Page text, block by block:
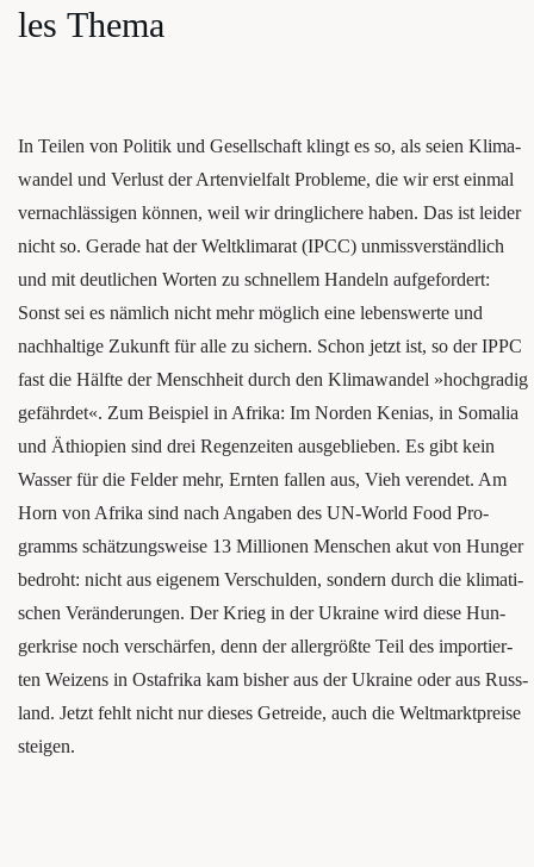
les Thema
In Tei­len von Poli­tik und Gesell­schaft klingt es so, als sei­en Kli­ma­
wan­del und Ver­lust der Arten­viel­falt Pro­ble­me, die wir erst ein­mal
ver­nach­läs­si­gen kön­nen, weil wir dring­li­che­re haben. Das ist lei­der
nicht so. Gera­de hat der Welt­kli­ma­rat (IPCC) unmiss­ver­ständ­lich
und mit deut­li­chen Wor­ten zu schnel­lem Han­deln auf­ge­for­dert:
Sonst sei es näm­lich nicht mehr mög­lich eine lebens­wer­te und
nach­hal­ti­ge Zukunft für alle zu sichern. Schon jetzt ist, so der IPPC
fast die Hälf­te der Mensch­heit durch den Kli­ma­wan­del »hoch­gra­dig
gefähr­det«. Zum Bei­spiel in Afri­ka: Im Nor­den Keni­as, in Soma­lia
und Äthio­pi­en sind drei Regen­zei­ten aus­ge­blie­ben. Es gibt kein
Was­ser für die Fel­der mehr, Ern­ten fal­len aus, Vieh ver­en­det. Am
Horn von Afri­ka sind nach Anga­ben des UN-World Food Pro­
gramms schät­zungs­wei­se 13 Mil­lio­nen Men­schen akut von Hun­ger
bedroht: nicht aus eige­nem Ver­schul­den, son­dern durch die kli­ma­ti­
schen Ver­än­de­run­gen. Der Krieg in der Ukrai­ne wird die­se Hun­
ger­kri­se noch ver­schär­fen, denn der aller­größ­te Teil des impor­tier­
ten Wei­zens in Ost­afri­ka kam bis­her aus der Ukrai­ne oder aus Russ­
land. Jetzt fehlt nicht nur die­ses Getrei­de, auch die Welt­markt­prei­se
steigen.